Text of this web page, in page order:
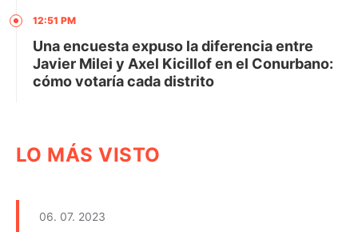
12:51 PM
Una encuesta expuso la diferencia entre
Javier Milei y Axel Kicillof en el Conurbano:
cómo votaría cada distrito
LO MÁS VISTO
06. 07. 2023